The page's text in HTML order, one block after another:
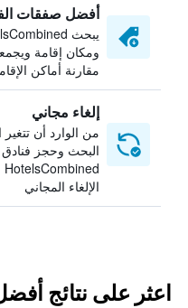
أفضل صفقات
ومكان إقامة
مقارنة أماكن
إلغاء مجاني
من الوارد أن
البحث وحجز
الإلغاء المجاني
اعثر على نتائج